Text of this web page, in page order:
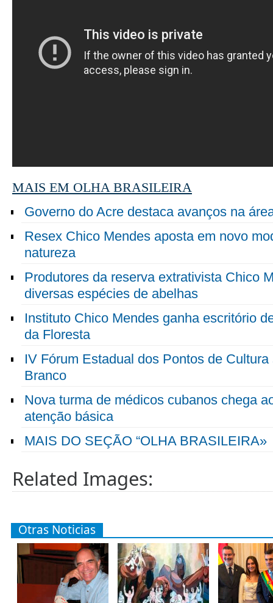
MAIS EM OLHA BRASILEIRA
Governo do Acre destaca avanços na
Resex Chico Mendes aposta em novo
natureza
Produtores da reserva extrativista Chico
diversas espécies de abelhas
Instituto Chico Mendes ganha escritório
da Floresta
IV Fórum Estadual dos Pontos de
Branco
Nova turma de médicos cubanos chega
atenção básica
MAIS DO SEÇÃO “OLHA BRASILEIRA»
Related Images:
Otras Noticias